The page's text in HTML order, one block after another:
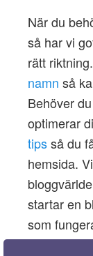
När du
så har vi
rätt
namn så
Behöver
optimerar
tipsså du
hemsida.
startar en
som